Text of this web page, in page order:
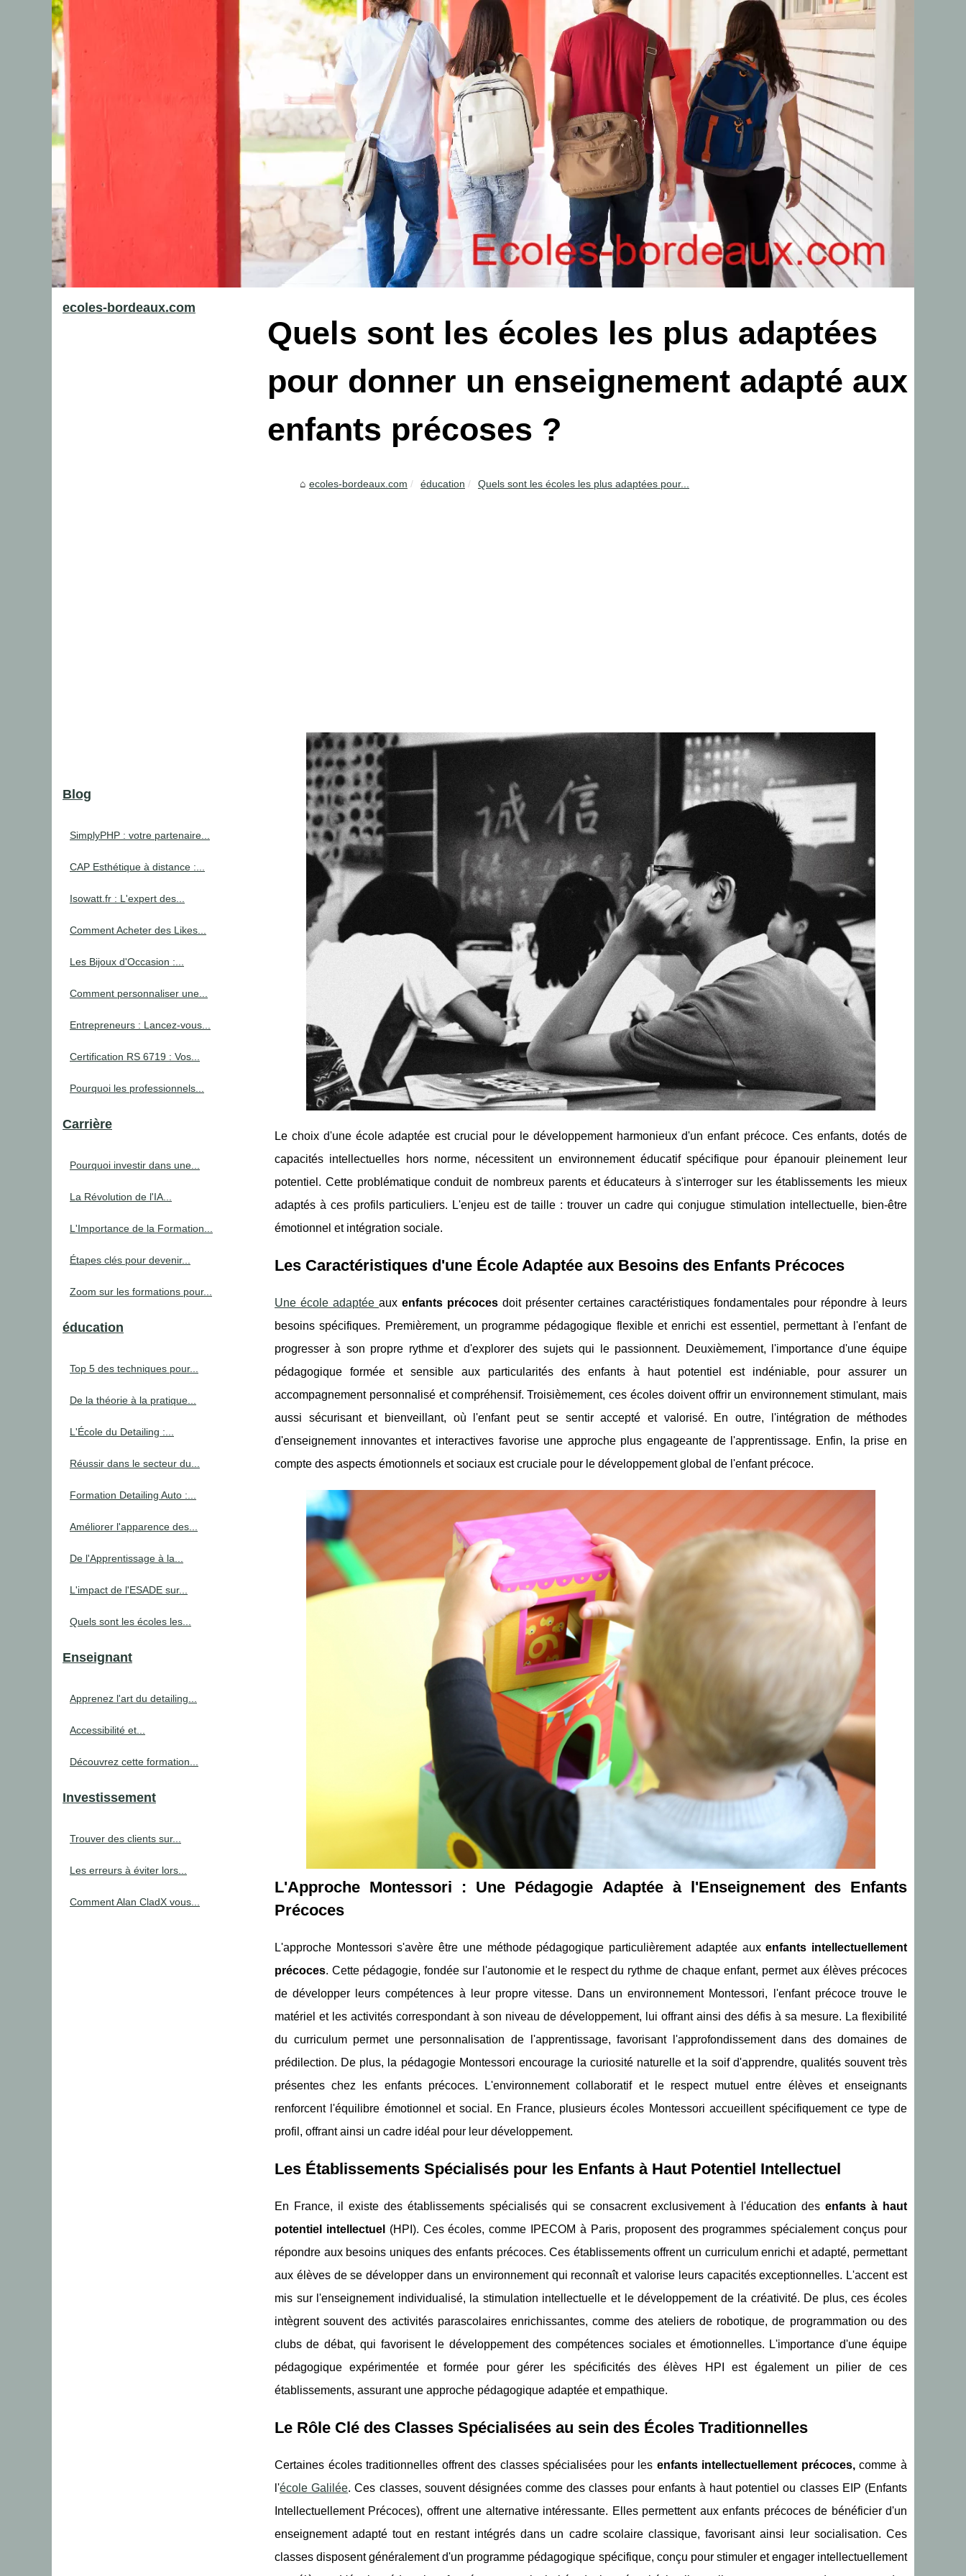
Quels sont les écoles les plus adaptées
pour donner un enseignement adapté aux
enfants précoses ?
ecoles-bordeaux.com éducation Quels sont les écoles les plus adaptées pour...
Le choix d'une école adaptée est crucial pour le développement harmonieux d'un enfant précoce. Ces enfants, dotés de
capacités intellectuelles hors norme, nécessitent un environnement éducatif spécifique pour épanouir pleinement leur
potentiel. Cette problématique conduit de nombreux parents et éducateurs à s'interroger sur les établissements les mieux
adaptés à ces profils particuliers. L'enjeu est de taille : trouver un cadre qui conjugue stimulation intellectuelle, bien-être
émotionnel et intégration sociale.
Les Caractéristiques d'une École Adaptée aux Besoins des Enfants Précoces
Une école adaptée aux enfants précoces doit présenter certaines caractéristiques fondamentales pour répondre à leurs
besoins spécifiques. Premièrement, un programme pédagogique flexible et enrichi est essentiel, permettant à l'enfant de
progresser à son propre rythme et d'explorer des sujets qui le passionnent. Deuxièmement, l'importance d'une équipe
pédagogique formée et sensible aux particularités des enfants à haut potentiel est indéniable, pour assurer un
accompagnement personnalisé et compréhensif. Troisièmement, ces écoles doivent offrir un environnement stimulant, mais
aussi sécurisant et bienveillant, où l'enfant peut se sentir accepté et valorisé. En outre, l'intégration de méthodes
d'enseignement innovantes et interactives favorise une approche plus engageante de l'apprentissage. Enfin, la prise en
compte des aspects émotionnels et sociaux est cruciale pour le développement global de l'enfant précoce.
L'Approche Montessori : Une Pédagogie Adaptée à l'Enseignement des Enfants
Précoces
L'approche Montessori s'avère être une méthode pédagogique particulièrement adaptée auxenfants intellectuellement
précoces. Cette pédagogie, fondée sur l'autonomie et le respect du rythme de chaque enfant, permet aux élèves précoces
de développer leurs compétences à leur propre vitesse. Dans un environnement Montessori, l'enfant précoce trouve le
matériel et les activités correspondant à son niveau de développement, lui offrant ainsi des défis à sa mesure. La flexibilité
du curriculum permet une personnalisation de l'apprentissage, favorisant l'approfondissement dans des domaines de
prédilection. De plus, la pédagogie Montessori encourage la curiosité naturelle et la soif d'apprendre, qualités souvent très
présentes chez les enfants précoces. L'environnement collaboratif et le respect mutuel entre élèves et enseignants
renforcent l'équilibre émotionnel et social. En France, plusieurs écoles Montessori accueillent spécifiquement ce type de
profil, offrant ainsi un cadre idéal pour leur développement.
Les Établissements Spécialisés pour les Enfants à Haut Potentiel Intellectuel
En France, il existe des établissements spécialisés qui se consacrent exclusivement à l'éducation des enfants à haut
potentiel intellectuel
(HPI). Ces écoles, comme IPECOM à Paris, proposent des programmes spécialement conçus pour
répondre aux besoins uniques des enfants précoces. Ces établissements offrent un curriculum enrichi et adapté, permettant
aux élèves de se développer dans un environnement qui reconnaît et valorise leurs capacités exceptionnelles. L'accent est
mis sur l'enseignement individualisé, la stimulation intellectuelle et le développement de la créativité. De plus, ces écoles
intègrent souvent des activités parascolaires enrichissantes, comme des ateliers de robotique, de programmation ou des
clubs de débat, qui favorisent le développement des compétences sociales et émotionnelles. L'importance d'une équipe
pédagogique expérimentée et formée pour gérer les spécificités des élèves HPI est également un pilier de ces
établissements, assurant une approche pédagogique adaptée et empathique.
Le Rôle Clé des Classes Spécialisées au sein des Écoles Traditionnelles
Certaines écoles traditionnelles offrent des classes spécialisées pour les enfants intellectuellement précoces,comme à
l'école Galilée. Ces classes, souvent désignées comme des classes pour enfants à haut potentiel ou classes EIP (Enfants
Intellectuellement Précoces), offrent une alternative intéressante. Elles permettent aux enfants précoces de bénéficier d'un
enseignement adapté tout en restant intégrés dans un cadre scolaire classique, favorisant ainsi leur socialisation. Ces
classes disposent généralement d'un programme pédagogique spécifique, conçu pour stimuler et engager intellectuellement
ecoles-bordeaux.com
Blog
SimplyPHP : votre partenaire...
CAP Esthétique à distance :...
Isowatt.fr : L'expert des...
Comment Acheter des Likes...
Les Bijoux d'Occasion :...
Comment personnaliser une...
Entrepreneurs : Lancez-vous...
Certification RS 6719 : Vos...
Pourquoi les professionnels...
Carrière
Pourquoi investir dans une...
La Révolution de l'IA...
L'Importance de la Formation...
Étapes clés pour devenir...
Zoom sur les formations pour...
éducation
Top 5 des techniques pour...
De la théorie à la pratique...
L'École du Detailing :...
Réussir dans le secteur du...
Formation Detailing Auto :...
Améliorer l'apparence des...
De l'Apprentissage à la...
L'impact de l'ESADE sur...
Quels sont les écoles les...
Enseignant
Apprenez l'art du detailing...
Accessibilité et...
Découvrez cette formation...
Investissement
Trouver des clients sur...
Les erreurs à éviter lors...
Comment Alan CladX vous...